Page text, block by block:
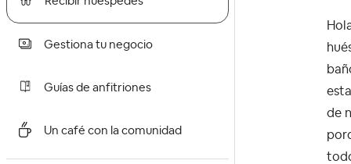
Gestiona tu negocio
Guías de anfitriones
Un café con la comunidad
de